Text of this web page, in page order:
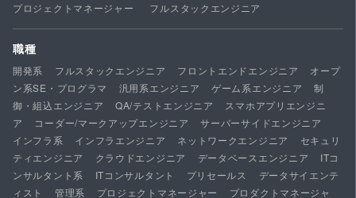
プロジェクトマネージャー
フルスタックエンジニア
職種
開発系 フルスタックエンジニア フロントエンドエンジニア
オープ
ン系SE・プログラマ
汎用系エンジニア ゲーム系エンジニア
制
御・組込エンジニア
QA/テストエンジニア
スマホアプリエンジニ
ア
コーダー/マークアップエンジニア
サーバーサイドエンジニア
インフラ系
インフラエンジニア ネットワークエンジニア
セキュリ
ティエンジニア
クラウドエンジニア データベースエンジニア
ITコ
ンサルタント系
ITコンサルタント プリセールス
データサイエンテ
ィスト
管理系 プロジェクトマネージャー
プロダクトマネージャ